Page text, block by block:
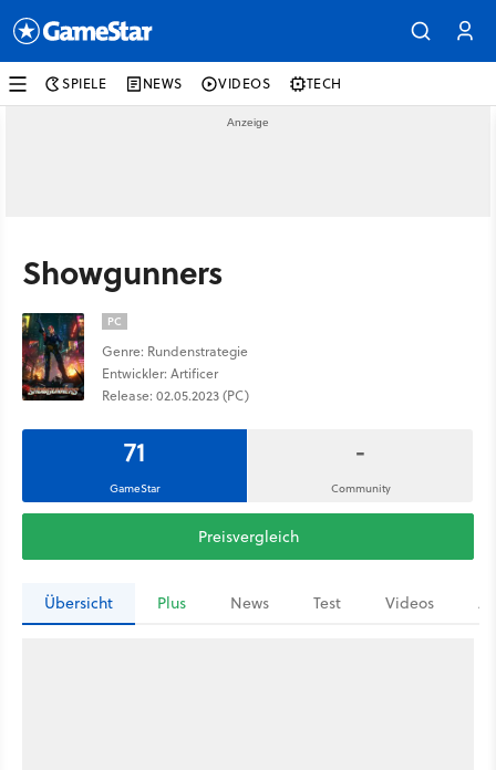
SPIELE NEWS VIDEOS TECH
Showgunners
PC
Genre: Rundenstrategie
Entwickler: Artificer
Release: 02.05.2023 (PC)
71
GameStar
-
Community
Preisvergleich
Übersicht Plus News Test Videos